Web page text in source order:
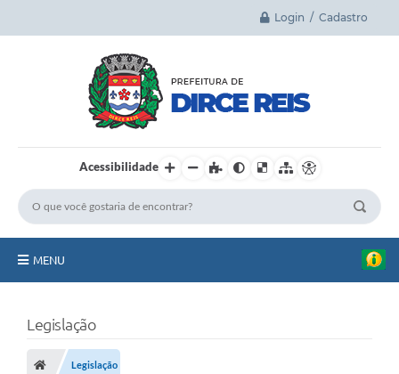
Login / Cadastro
Acessibilidade
MENU
A Cidade
Legislação
Legislação
Legislação